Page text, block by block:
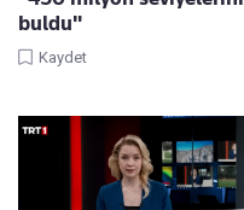
buldu"
Kaydet